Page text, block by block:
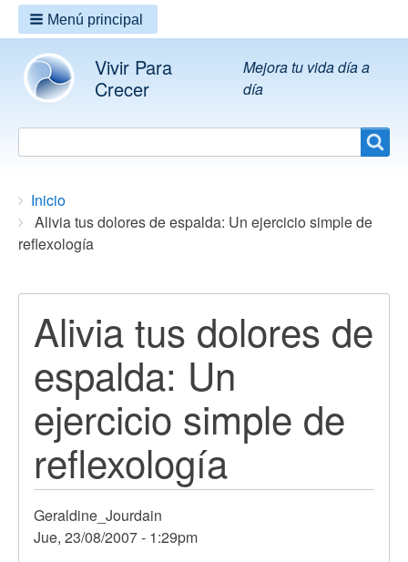
Vivir Para
Crecer
Mejora tu vida día a
día
Search
Menú principal
Breadcrumbs
You
are
here:
Inicio
Alivia tus dolores de espalda: Un ejercicio simple de
reflexología
Alivia tus dolores de
espalda: Un
ejercicio simple de
reflexología
Geraldine_Jourdain
Jue, 23/08/2007 - 1:29pm